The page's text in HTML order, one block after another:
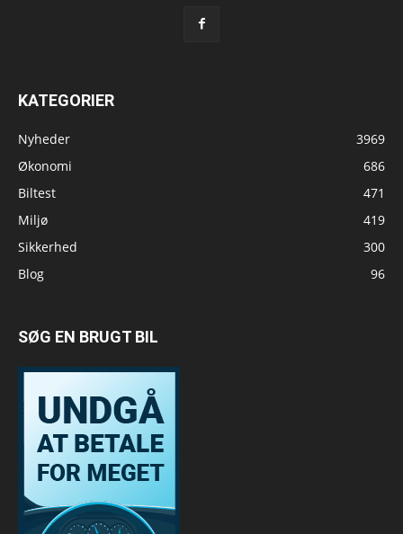
KATEGORIER
Nyheder
3969
Økonomi
686
Biltest
471
Miljø
419
Sikkerhed
300
Blog
96
SØG EN BRUGT BIL